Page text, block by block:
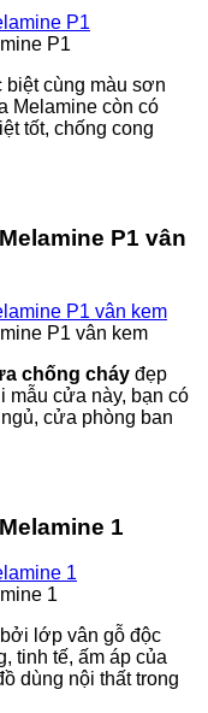
P1
cùng màu sơn
Melamine còn có
tốt, chống cong
P1 vân
P1 vân kem
chống cháy đẹp
mẫu cửa này, bạn có
cửa phòng ban
1
1
lớp vân gỗ độc
tinh tế, ấm áp của
dùng nội thất trong